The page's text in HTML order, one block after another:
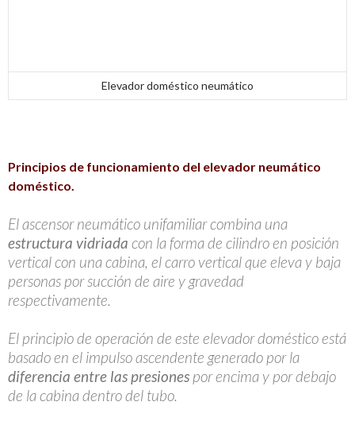
Elevador doméstico neumático
Principios de funcionamiento del elevador neumático
doméstico.
El ascensor neumático unifamiliar combina una
estructura vidriada con la forma de cilindro en posición
vertical con una cabina, el carro vertical que eleva y baja
personas por succión de aire y gravedad
respectivamente.
El principio de operación de este elevador doméstico está
basado en el impulso ascendente generado por la
diferencia entre las presiones por encima y por debajo
de la cabina dentro del tubo.